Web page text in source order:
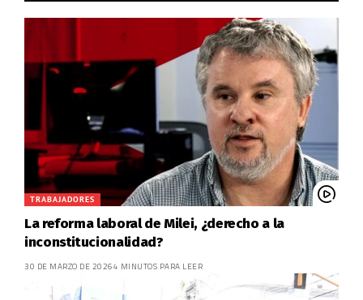
TRABAJADORES
La reforma laboral de Milei, ¿derecho a la
inconstitucionalidad?
30 DE MARZO DE 20264 MINUTOS PARA LEER